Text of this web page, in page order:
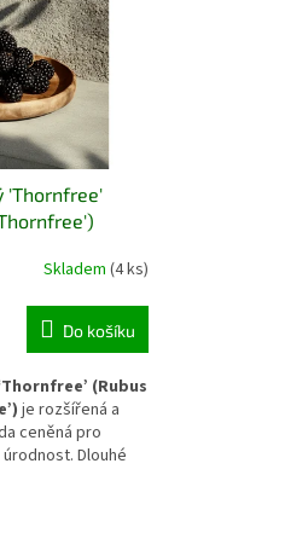
'Thornfree'
Skladem (4 ks)
Do košíku
(Rubus
je rozšířená a
ceněná pro
Dlouhé